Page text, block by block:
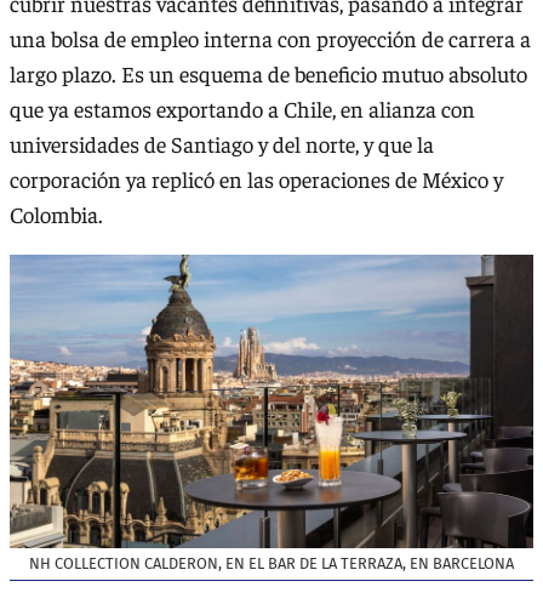
una bolsa de empleo interna con proyección de carrera a
largo plazo. Es un esquema de beneficio mutuo absoluto
que ya estamos exportando a Chile, en alianza con
universidades de Santiago y del norte, y que la
corporación ya replicó en las operaciones de México y
Colombia.
NH COLLECTION CALDERON, EN EL BAR DE LA TERRAZA, EN BARCELONA